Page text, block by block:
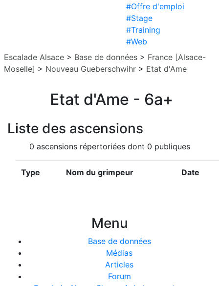
#Offre d'emploi
#Stage
#Training
#Web
Escalade Alsace > Base de données > France [Alsace-
Moselle] > Nouveau Gueberschwihr > Etat d'Ame
Etat d'Ame - 6a+
Liste des ascensions
0 ascensions répertoriées dont 0 publiques
Type Nom du grimpeur Date
Menu
Base de données
Médias
Articles
Forum